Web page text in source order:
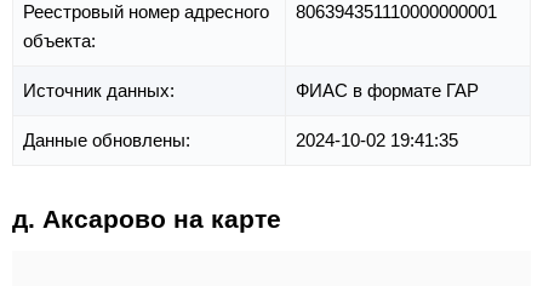
Реестровый номер адресного
объекта:
806394351110000000001
Источник данных: ФИАС в формате ГАР
Данные обновлены: 2024-10-02 19:41:35
д. Аксарово на карте